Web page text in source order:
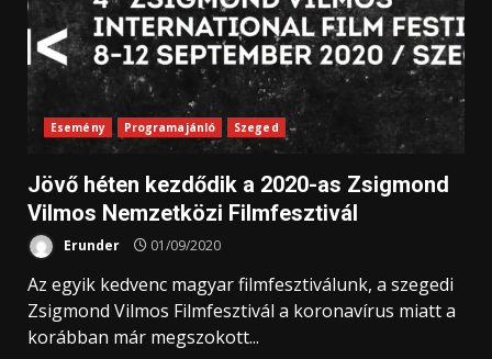
Esemény Programajánló Szeged
Jövő héten kezdődik a 2020-as Zsigmond
Vilmos Nemzetközi Filmfesztivál
Erunder 01/09/2020
Az egyik kedvenc magyar filmfesztiválunk, a szegedi
Zsigmond Vilmos Filmfesztivál a koronavírus miatt a
korábban már megszokott...